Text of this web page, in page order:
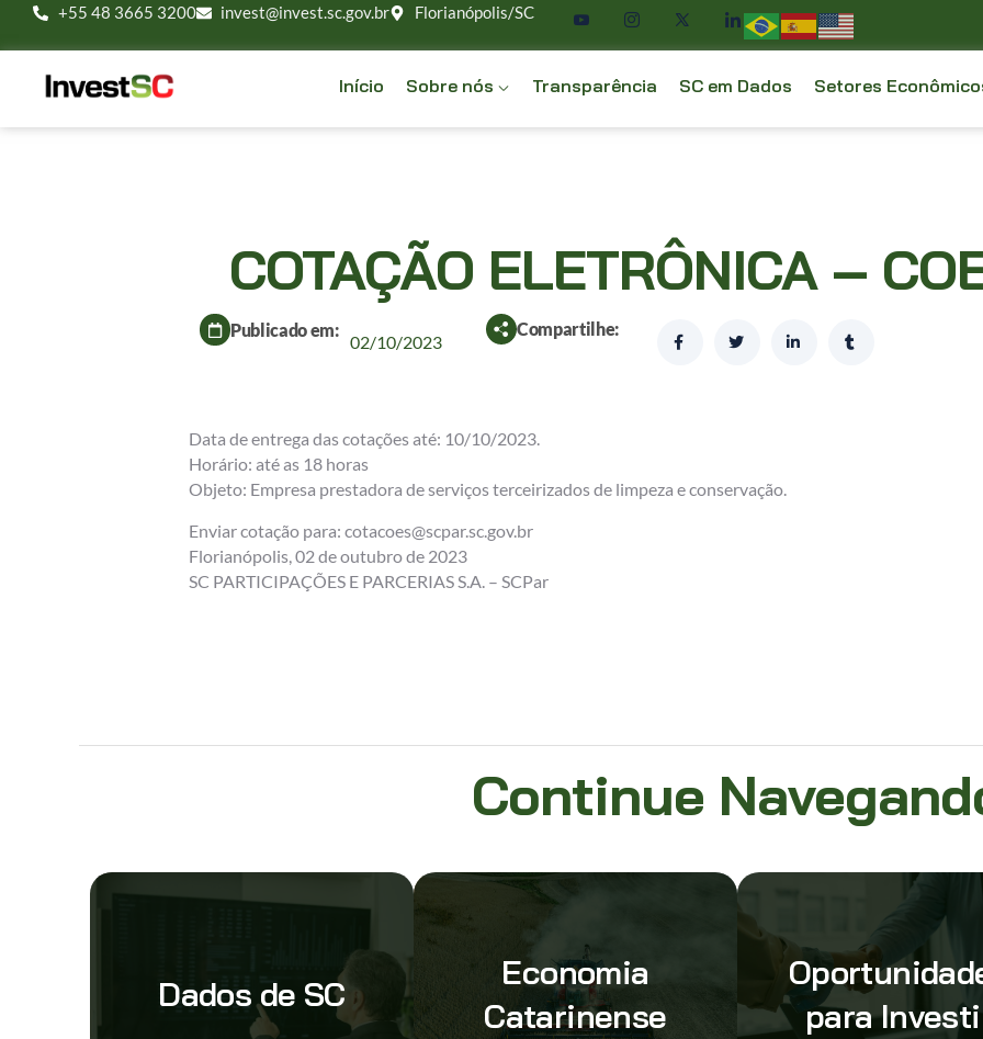
+55 48 3665 3200 invest@invest.sc.gov.br Florianópolis/SC
Início Sobre nós Transparência SC em Dados Setores
COTAÇÃO ELETRÔNICA –
Publicado em:
02/10/2023
Compartilhe:
Data de entrega das cotações até: 10/10/2023.
Horário: até as 18 horas
Objeto: Empresa prestadora de serviços terceirizados de limpeza e conservação.
Enviar cotação para: cotacoes@scpar.sc.gov.br
Florianópolis, 02 de outubro de 2023
SC PARTICIPAÇÕES E PARCERIAS S.A. – SCPar
Continue
Dados de SC
Economia
Catarinense
para